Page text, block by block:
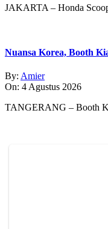
JAKARTA – Honda
Nuansa Korea, Booth
By: Amier
On: 4 Agustus 2026
TANGERANG – Booth